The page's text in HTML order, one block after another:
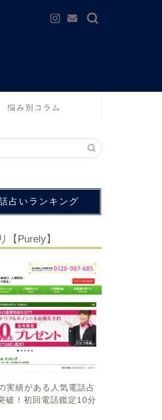
悩み別コラム
占いランキング
【Purely】
実績がある人気電話占
破！初回電話鑑定10分